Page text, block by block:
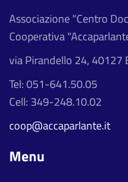
Associazione "Centro
Cooperativa
via Pirandello 24, 40127
Tel: 051-641.50.05
Cell: 349-248.10.02
coop@accaparlante.it
Menu